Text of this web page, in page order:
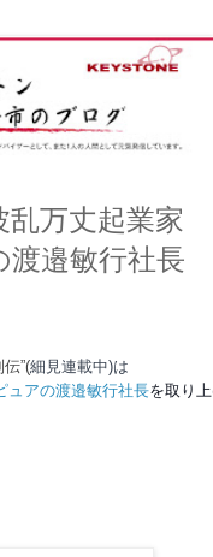
万丈起業家
邉敏行社長
”(細見連載中)は
ュアの渡邉敏行社長を取り